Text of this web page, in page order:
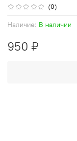
(0)
Наличие: В наличии
950 ₽